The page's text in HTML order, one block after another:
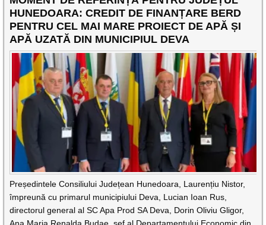
HUNEDOARA: CREDIT DE FINANȚARE BERD
PENTRU CEL MAI MARE PROIECT DE APĂ ȘI
APĂ UZATĂ DIN MUNICIPIUL DEVA
Președintele Consiliului Județean Hunedoara, Laurențiu Nistor,
împreună cu primarul municipiului Deva, Lucian Ioan Rus,
directorul general al SC Apa Prod SA Deva, Dorin Oliviu Gligor,